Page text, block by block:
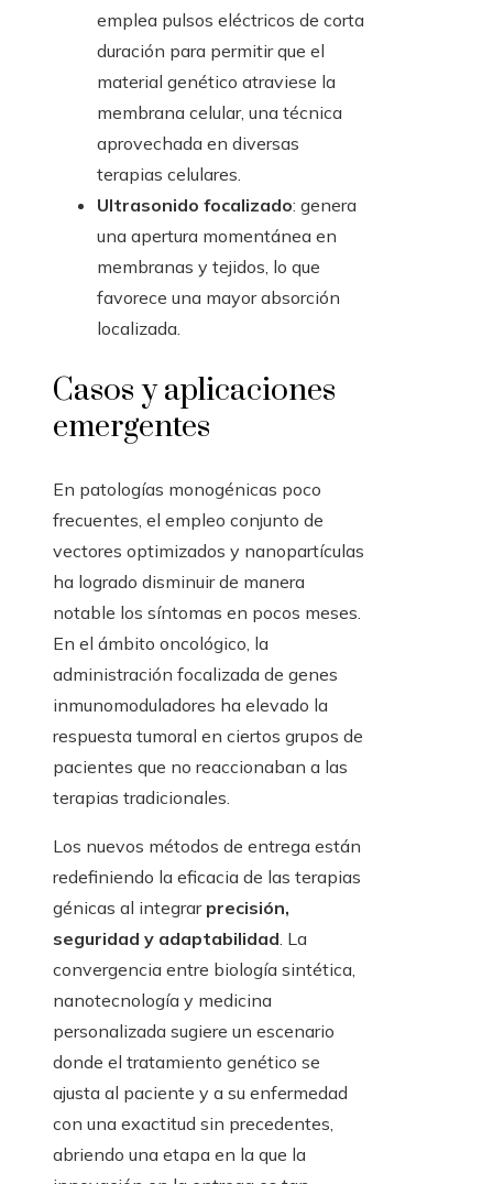
emplea pulsos eléctricos de corta
duración para permitir que el
material genético atraviese la
membrana celular, una técnica
aprovechada en diversas
terapias celulares.
Ultrasonido focalizado: genera
una apertura momentánea en
membranas y tejidos, lo que
favorece una mayor absorción
localizada.
Casos y aplicaciones
emergentes
En patologías monogénicas poco
frecuentes, el empleo conjunto de
vectores optimizados y nanopartículas
ha logrado disminuir de manera
notable los síntomas en pocos meses.
En el ámbito oncológico, la
administración focalizada de genes
inmunomoduladores ha elevado la
respuesta tumoral en ciertos grupos de
pacientes que no reaccionaban a las
terapias tradicionales.
Los nuevos métodos de entrega están
redefiniendo la eficacia de las terapias
génicas al integrar precisión,
seguridad y adaptabilidad. La
convergencia entre biología sintética,
nanotecnología y medicina
personalizada sugiere un escenario
donde el tratamiento genético se
ajusta al paciente y a su enfermedad
con una exactitud sin precedentes,
abriendo una etapa en la que la